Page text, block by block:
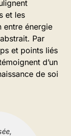
et les
entre énergie
Par
et points liés
d’un
de soi